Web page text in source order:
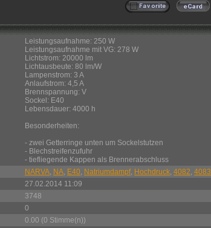
Leistungsaufnahme: 250 W
Leistungsaufnahme mit VG: 278 W
Lichtstrom: 20000 lm
Lichtausbeute: 80 lm/W
Lampenstrom: 3 A
Anlaufstrom: 4,5 A
Brennspannung: V
Sockel: E40
Lebensdauer: 4000 h
Besonderheiten:
- zwei Getterringe unten um Sockelstutzen
- Blechstreifenzufuhr
- tiefliegende Kappen als Brennerabschluss
NARVA, NA, E40, Natriumdampf, Hochdruck, 4082, 4083
27.02.2014 11:09
3748
0
0.00 (0 Stimme(n))